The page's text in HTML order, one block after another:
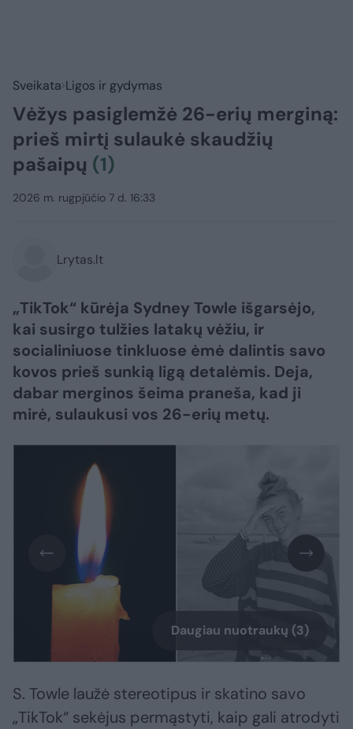
Sveikata Ligos ir gydymas
Vėžys pasiglemžė 26-erių merginą:
prieš mirtį sulaukė skaudžių
pašaipų (1)
2026 m. rugpjūčio 7 d. 16:33
Lrytas.lt
„TikTok“ kūrėja Sydney Towle išgarsėjo,
kai susirgo tulžies latakų vėžiu, ir
socialiniuose tinkluose ėmė dalintis savo
kovos prieš sunkią ligą detalėmis. Deja,
dabar merginos šeima praneša, kad ji
mirė, sulaukusi vos 26-erių metų.
Daugiau nuotraukų (3)
S. Towle laužė stereotipus ir skatino savo
„TikTok“ sekėjus permąstyti, kaip gali atrodyti